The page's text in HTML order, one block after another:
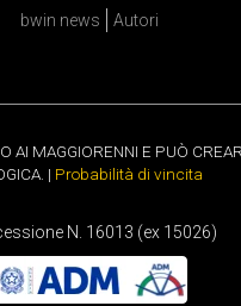
bwin news Autori
AI MAGGIORENNI E PUÒ
| Probabilità di vincita
N. 16013 (ex 15026)